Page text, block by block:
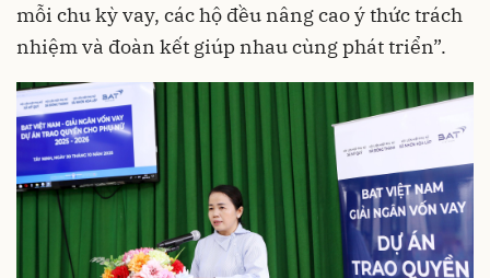
mỗi chu kỳ vay, các hộ đều nâng cao ý thức trách
nhiệm và đoàn kết giúp nhau cùng phát triển”.